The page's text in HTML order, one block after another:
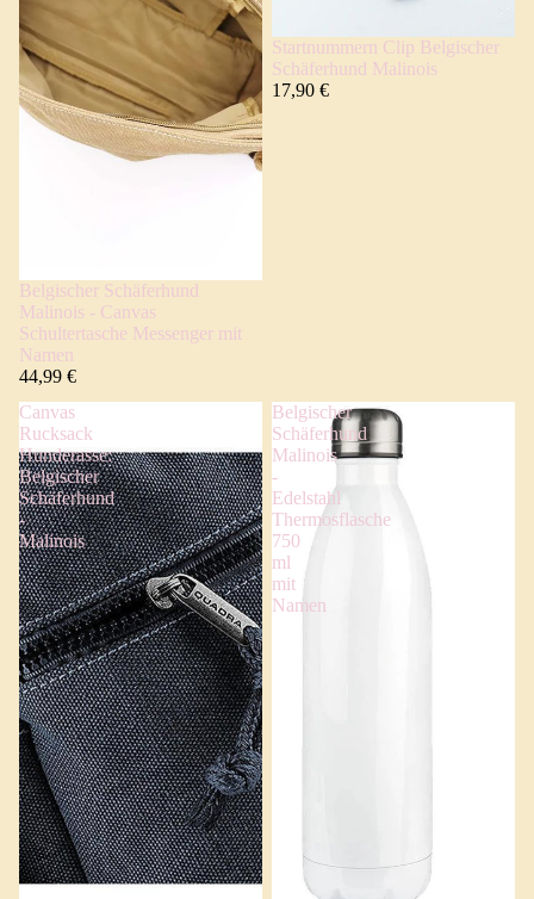
Belgischer Schäferhund
Malinois - Canvas
Schultertasche Messenger mit
Namen
44,99 €
Startnummern Clip Belgischer
Schäferhund Malinois
17,90 €
Canvas
Rucksack
Hunderasse:
Belgischer
Schäferhund
-
Malinois
Belgischer
Schäferhund
Malinois
-
Edelstahl
Thermosflasche
750
ml
mit
Namen